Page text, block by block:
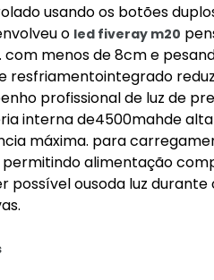
usando os botões
o led fiveray m20
menos de 8cm e
resfriamentointegrado
profissional de luz de
interna de4500mahde
máxima. para
permitindo alimentação
possível ousoda luz